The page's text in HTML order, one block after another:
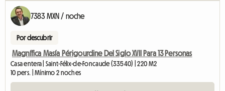
7383 MXN / noche
Por descubrir
Magnífica Masía Périgourdine Del Siglo XVII Para 13 Personas
Casa entera | Saint-Félix-de-Foncaude (33540) | 220 M2
10 pers. | Mínimo 2 noches